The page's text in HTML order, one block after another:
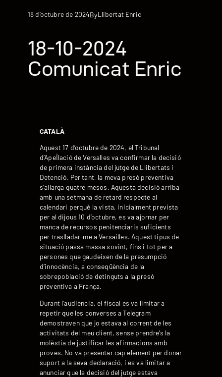
18 d’octubre de 2024ByLlibertat Enric
18-10-2024
Comunicat Enric
CATALÀ
Aquest 17 d’octubre de 2024, el Tribunal
d’Apel·lació de Versalles va confirmar la decisió
de primera instància del jutge de Llibertats i
Detenció. Per tant, la meva presó preventiva
s’allarga quatre mesos. Aquesta decisió arriba
amb una setmana de retard respecte al
calendari perquè la vista, inicialment prevista
per al dijous 10 d’octubre, es va ajornar per
manca de recursos penitenciaris suficients
per traslladar-me a Versailles. Aquest tipus de
situació passa massa sovint, fins i tot per a
persones que gaudeixen de la presumpció
d’innocència, a conseqüència de la
sobrepoblació de detinguts a la presó
preventiva a França.
Durant l’audiència, el fiscal es va limitar a
repetir que les converses a Telegram
demostraven que jo estava al corrent de les
activitats del meu client, sense prendre’s la
molèstia de justificar les afirmacions amb
proves. No va presentar cap element per donar
suport a la seva declaració, i es va limitar a
anunciar que la decisió del jutge estava